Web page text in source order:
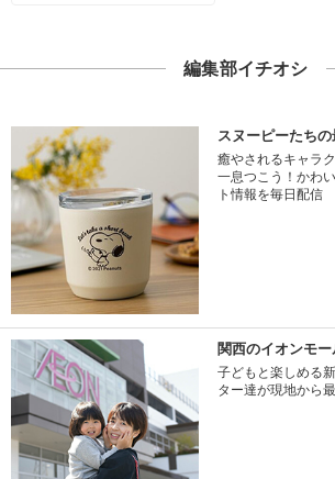
編集部イチオシ
スヌーピーたち
癒やされるキャラ
一息つこう！かわ
ト情報を毎日配信
関西のイオンモー
子どもと楽しめる
ター達が現地から